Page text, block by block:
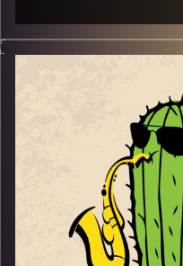
התווך של הג'ז
אלבומו החדשSongs of
התחיל להופיע ברחבי
קולג' בבוסטון. נמנה על
ועמד בראש המחלקה
של מוזיקאי ג'ז תוך
בישראל לא רק בג'ז. ב